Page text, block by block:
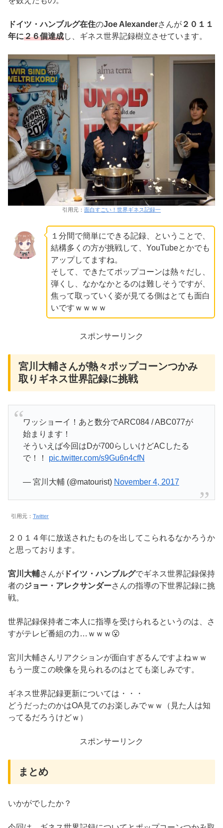
ドイツ・ハンブルグ在住のJoe Alexanderさんが ２０１１
年に２６個達成し、ギネス世界記録樹立させています。
引用元： 面白すごい！世界ギネス記録一
１分間で簡単にできる記録、ということで、
結構多くの方が挑戦して、YouTubeとかでも
アップしてますね。
そして、できたてポップコーンは熱々だし、
弾くし、なかなかとるのは難しそうですが、
焦って取っていく姿が見てる側はとても面白
いですｗｗｗｗ
スポンサーリンク
宮川大輔さんが熱々ポップコーンつかみ
取りギネス世界記録に挑戦
ワッショーイ！あと数分でARC084 / ABC077が
始まります！
そういえば今回はDが700らしいけどACしたる
で！！ pic.twitter.com/s9Gu6n4cfN
— 宮川大輔 (@matourist) November 4, 2017
引用元： Twitter
２０１４年に放送されたものを出してこられるなかろうか
と思っております。
宮川大輔さんが ドイツ・ハンブルグでギネス世界記録保持
者のジョー・アレクサンダーさんの指導の下世界記録に挑
戦。
世界記録保持者ご本人に指導を受けられるというのは、さ
すがテレビ番組の力…ｗｗｗ😮
宮川大輔さんリアクションが面白すぎるんですよねｗｗ
もう一度この映像を見られるのはとても楽しみです。
ギネス世界記録更新については・・・
どうだったのかはOA見てのお楽しみでｗｗ（見た人は知
ってるだろうけどｗ）
スポンサーリンク
まとめ
いかがでしたか？